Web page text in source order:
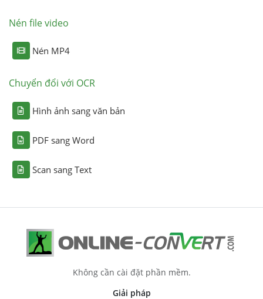
Nén file video
Nén MP4
Chuyển đổi với OCR
Hình ảnh sang văn bản
PDF sang Word
Scan sang Text
Không cần cài đặt phần mềm.
Giải pháp